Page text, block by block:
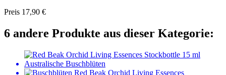
Preis 17,90 €
6 andere Produkte aus dieser Kategorie: